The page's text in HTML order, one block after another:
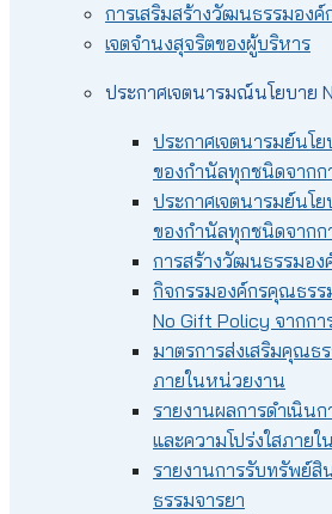
การเสริมสร้างวัฒนธรรมองค์
เจตจำนงสุจริตของผู้บริหาร
ประกาศเจตนารมณ์นโยบาย
ประกาศเจตนารมย์นโ
ของกำนัลทุกชนิดจาก
ประกาศเจตนารมย์นโ
ของกำนัลทุกชนิดจาก
การสร้างวัฒนธรรมอง
กิจกรรมองค์กรคุณธรร
No Gift Policy จากก
มาตรการส่งเสริมคุณธ
ภายในหน่วยงาน
รายงานผลการดำเนิน
และความโปร่งใสภาย
รายงานการรับทรัพย์สิ
ธรรมจารยา